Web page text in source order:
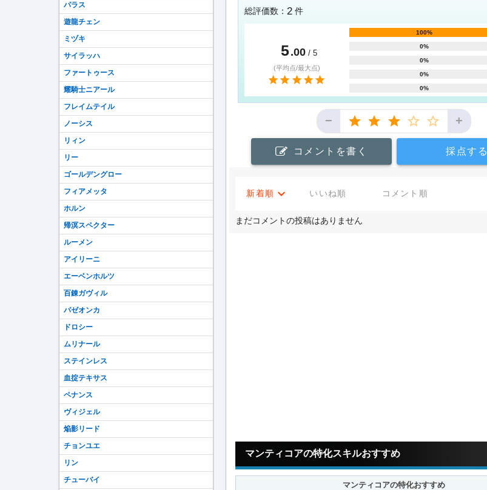
総評価数： 2 件
5.00 / 5
(平均点/最大点)
100%
0%
0%
0%
0%
− +
コメントを書く 採点する
新着順 いいね順 コメント順
まだコメントの投稿はありません
マンティコアの特化スキルおすすめ
マンティコアの特化おすすめ
パラス
遊龍チェン
ミヅキ
サイラッハ
ファートゥース
耀騎士ニアール
フレイムテイル
ノーシス
リィン
リー
ゴールデングロー
フィアメッタ
ホルン
帰溟スペクター
ルーメン
アイリーニ
エーベンホルツ
百錬ガヴィル
パゼオンカ
ドロシー
ムリナール
ステインレス
血掟テキサス
ペナンス
ヴィジェル
焔影リード
チョンユエ
リン
チューバイ